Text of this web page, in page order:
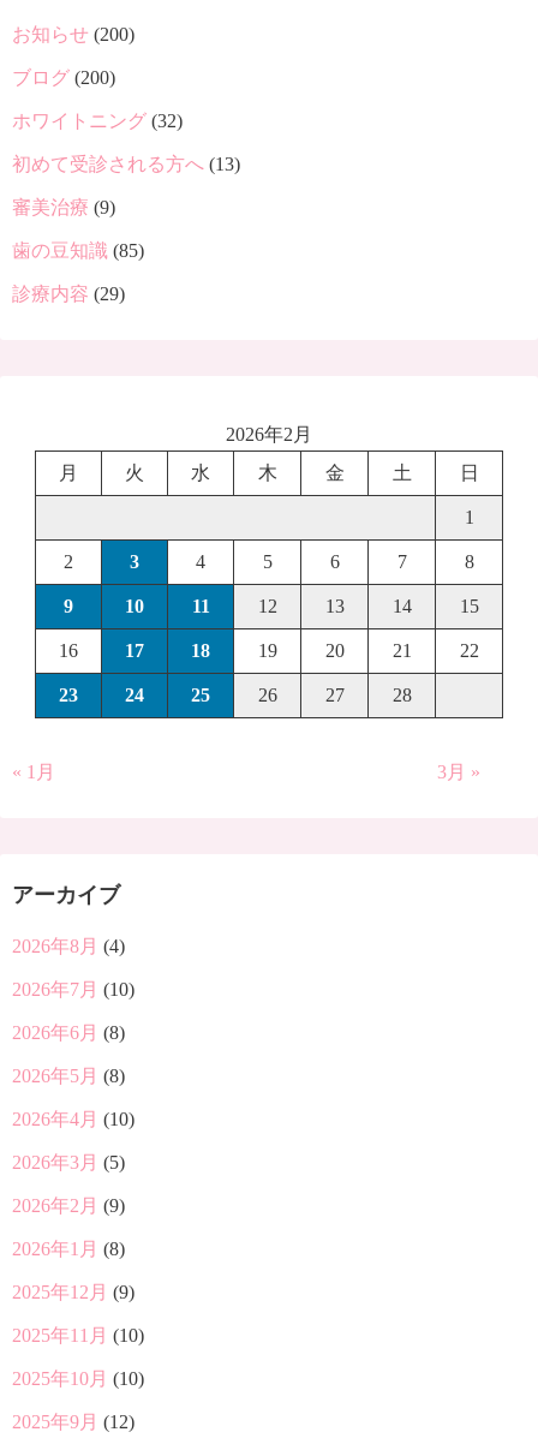
お知らせ (200)
ブログ (200)
ホワイトニング (32)
初めて受診される方へ (13)
審美治療 (9)
歯の豆知識 (85)
診療内容 (29)
2026年2月
月
火 水 木 金 土 日
1
2 3 4 5 6 7 8
9 10 11 12 13 14 15
16 17 18 19 20 21 22
23 24 25 26 27 28
« 1月 3月 »
アーカイブ
2026年8月 (4)
2026年7月 (10)
2026年6月 (8)
2026年5月 (8)
2026年4月 (10)
2026年3月 (5)
2026年2月 (9)
2026年1月 (8)
2025年12月 (9)
2025年11月 (10)
2025年10月 (10)
2025年9月 (12)